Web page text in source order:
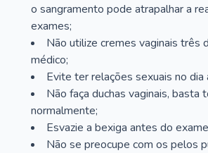
o sangramento pode atrapalhar a
exames;
Não utilize cremes vaginais três
médico;
Evite ter relações sexuais no dia
Não faça duchas vaginais, basta
normalmente;
Esvazie a bexiga antes do
Não se preocupe com os pelos